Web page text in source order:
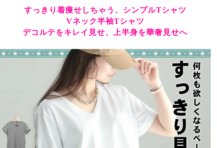
すっきり着痩せしちゃう、シンプルTシャツ
Vネック半袖Tシャツ
デコルテをキレイ見せ、上半身を華奢見せへ